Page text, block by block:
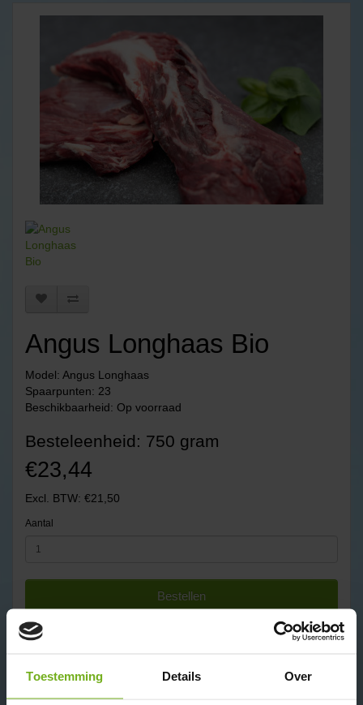
Toestemming Details Over
Angus Longhaas Bio
Model: Angus Longhaas
Spaarpunten: 23
Beschikbaarheid: Op voorraad
Besteleenheid: 750 gram
€23,44
Excl. BTW: €21,50
Aantal
Bestellen
✔ Ambachtelijk sinds 1924
✔ Door heel BE en NL gekoeld en diepvries transport.
✔ Rechtstreeks van de boer
✔ Biologisch en dus Skal gecertificeerd
✔ Lees goed de bezorg info: